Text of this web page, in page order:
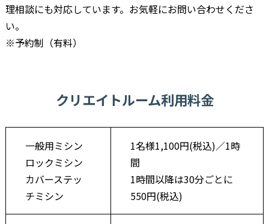
理相談にも対応しています。お気軽にお問い合わせくださ
い。
※予約制（有料）
クリエイトルーム利用料金
一般用ミシン
ロックミシン
カバーステッ
チミシン
1名様1,100円(税込)／1時
間
1時間以降は30分ごとに
550円(税込)